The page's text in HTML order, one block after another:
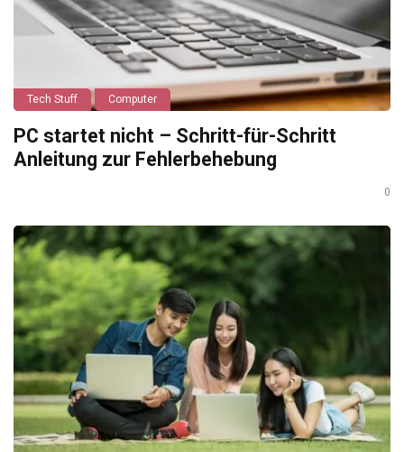
Tech Stuff Computer
PC startet nicht – Schritt-für-Schritt
Anleitung zur Fehlerbehebung
0